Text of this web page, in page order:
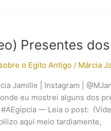
Presentes
o Egito Antigo / Márcia
Jamille | Instagram |
eu mostrei alguns dos
— Leia o post:
aqui meio tardiamente,